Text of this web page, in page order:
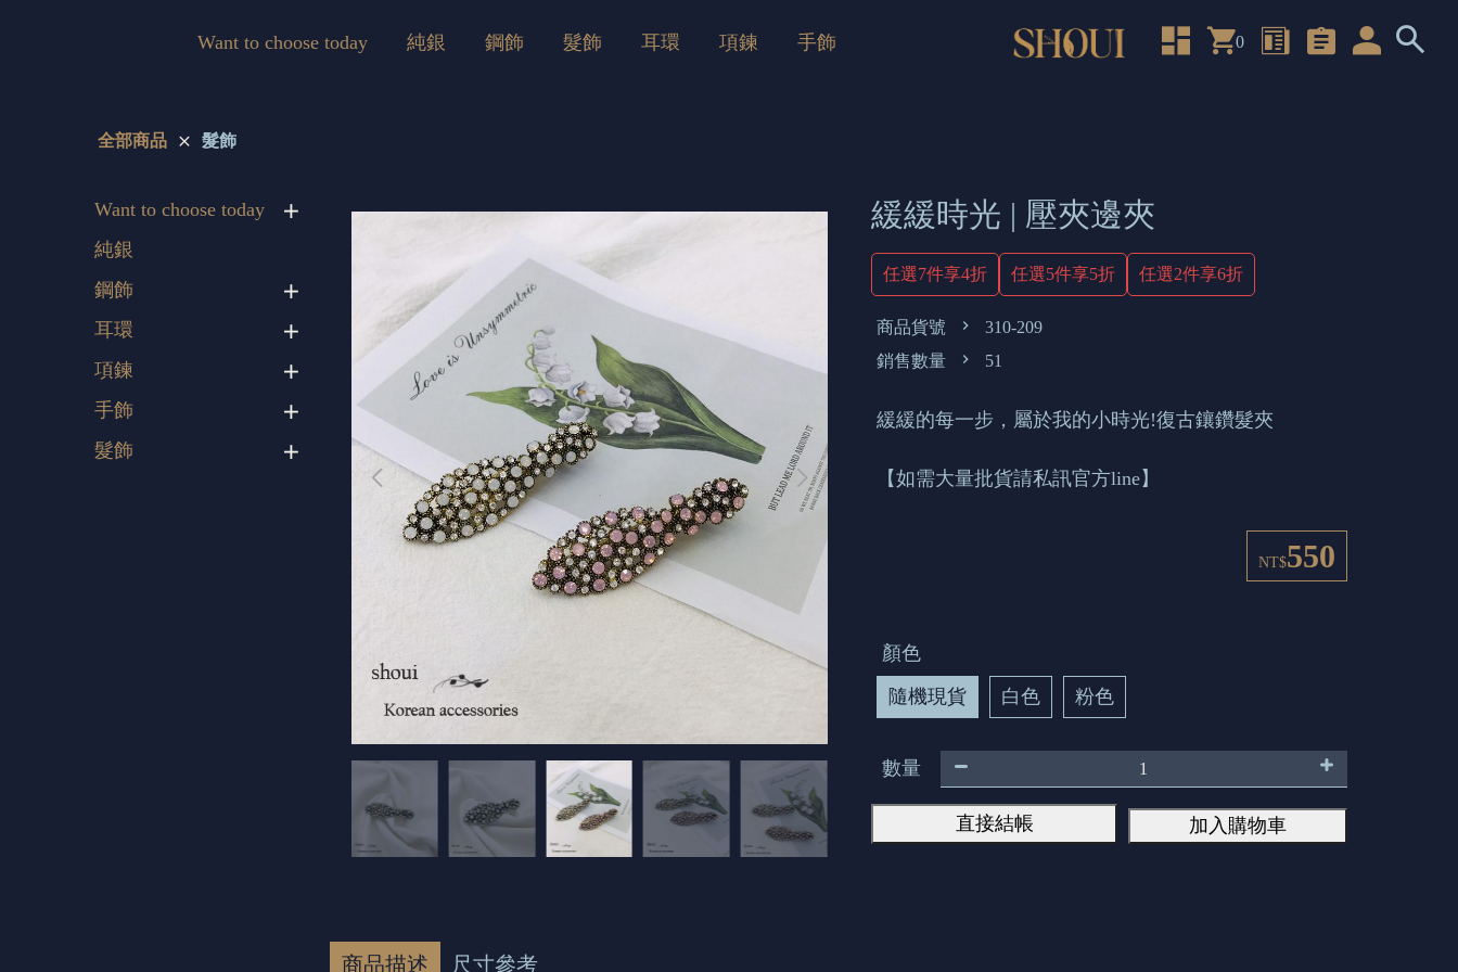
Want to choose today 純銀 鋼飾 髮飾 耳環 項鍊 手飾 0
全部商品 髮飾
Want to choose today
純銀
鋼飾
耳環
項鍊
手飾
髮飾
緩緩時光 | 壓夾邊夾
任選7件享4折 任選5件享5折 任選2件享6折
商品貨號
310-209
銷售數量
51
緩緩的每一步，屬於我的小時光!復古鑲鑽髮夾
【如需大量批貨請私訊官方line】
NT$550
顏色
隨機現貨
白色 粉色
數量
直接結帳 加入購物車
商品描述 尺寸參考